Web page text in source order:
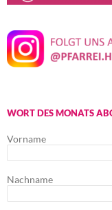
WORT DES MONATS
Vorname
Nachname